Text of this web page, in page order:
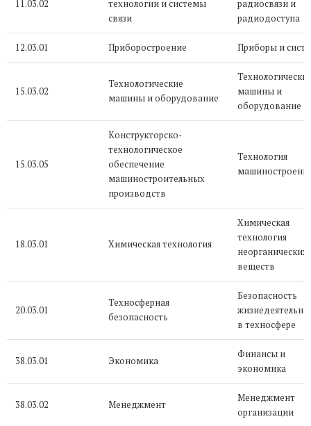
11.03.02
технологии и системы
связи
радиосвязи и
радиодоступа
12.03.01 Приборостроение Приборы и
15.03.02
Технологические
машины и оборудование
машины и
оборудование
15.03.05
Конструкторско-
технологическое
обеспечение
машиностроительных
производств
Технология
18.03.01 Химическая технология
Химическая
технология
неорганических
веществ
20.03.01
Техносферная
безопасность
Безопасность
в техносфере
38.03.01 Экономика
Финансы и
экономика
38.03.02 Менеджмент
Менеджмент
организации